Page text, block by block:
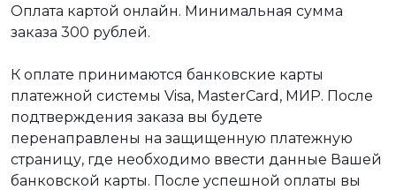
Оплата картой онлайн. Минимальная сумма
заказа 300 рублей.
К оплате принимаются банковские карты
платежной системы Visa, MasterCard, МИР. После
подтверждения заказа вы будете
перенаправлены на защищенную платежную
страницу, где необходимо ввести данные Вашей
банковской карты. После успешной оплаты вы